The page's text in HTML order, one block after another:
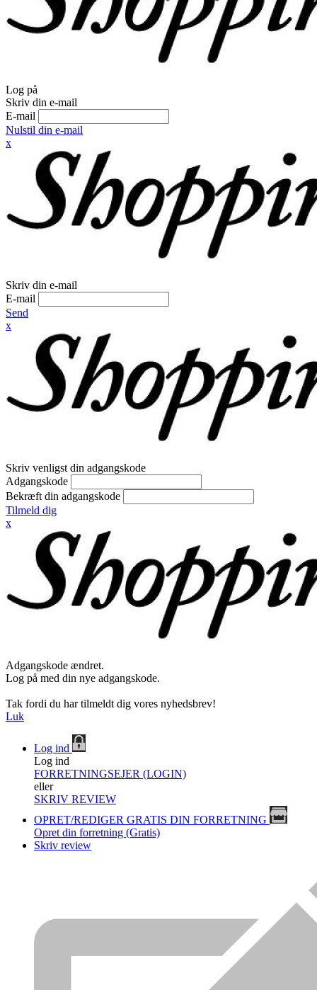
Log på
Skriv din e-mail
E-mail
Nulstil din e-mail
x
Skriv din e-mail
E-mail
Send
x
Skriv venligst din adgangskode
Adgangskode
Bekræft din adgangskode
Tilmeld dig
x
Adgangskode ændret.
Log på med din nye adgangskode.
Tak fordi du har tilmeldt dig vores nyhedsbrev!
Luk
Log ind
Log ind
FORRETNINGSEJER (LOGIN)
eller
SKRIV REVIEW
OPRET/REDIGER GRATIS DIN FORRETNING
Opret din forretning (Gratis)
Skriv review